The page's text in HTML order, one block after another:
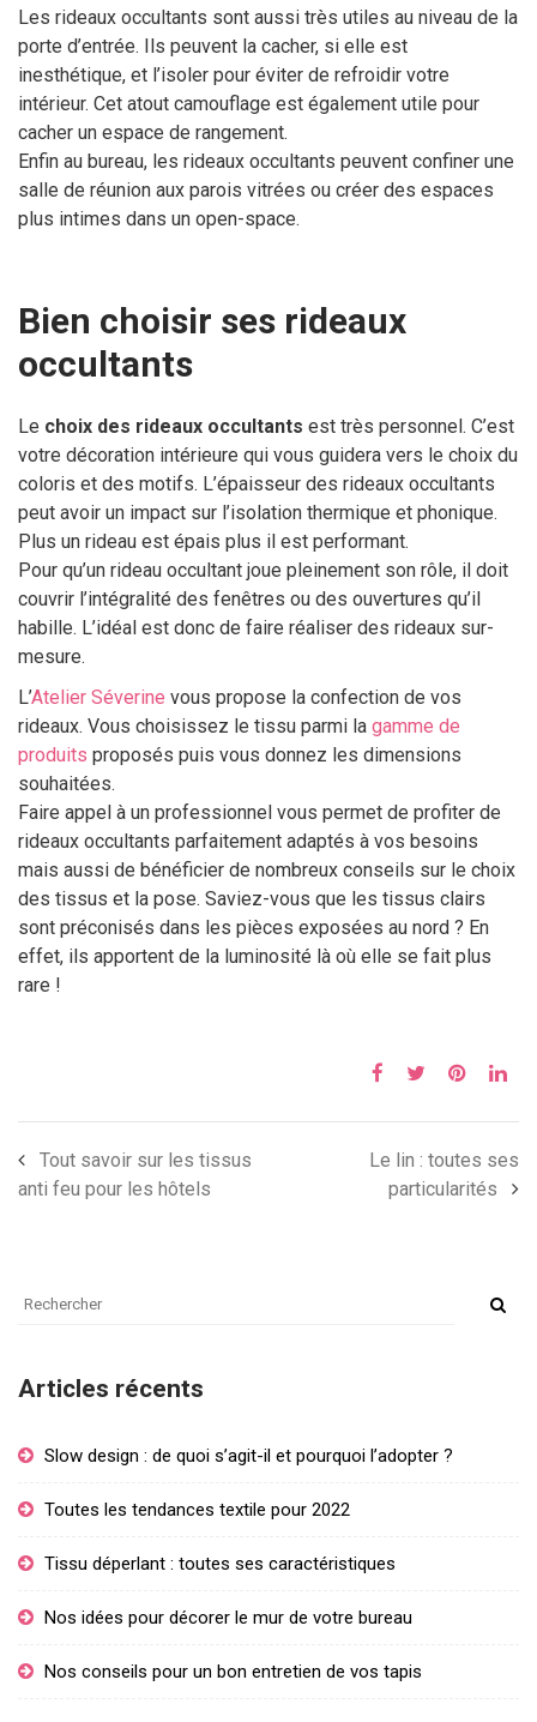
Les rideaux occultants sont aussi très utiles au niveau de la
porte d’entrée. Ils peuvent la cacher, si elle est
inesthétique, et l’isoler pour éviter de refroidir votre
intérieur. Cet atout camouflage est également utile pour
cacher un espace de rangement.
Enfin au bureau, les rideaux occultants peuvent confiner une
salle de réunion aux parois vitrées ou créer des espaces
plus intimes dans un open-space.
Bien choisir ses rideaux
occultants
Le choix des rideaux occultants est très personnel. C’est
votre décoration intérieure qui vous guidera vers le choix du
coloris et des motifs. L’épaisseur des rideaux occultants
peut avoir un impact sur l’isolation thermique et phonique.
Plus un rideau est épais plus il est performant.
Pour qu’un rideau occultant joue pleinement son rôle, il doit
couvrir l’intégralité des fenêtres ou des ouvertures qu’il
habille. L’idéal est donc de faire réaliser des rideaux sur-
mesure.
L’Atelier Séverine vous propose la confection de vos
rideaux. Vous choisissez le tissu parmi la gamme de
produits proposés puis vous donnez les dimensions
souhaitées.
Faire appel à un professionnel vous permet de profiter de
rideaux occultants parfaitement adaptés à vos besoins
mais aussi de bénéficier de nombreux conseils sur le choix
des tissus et la pose. Saviez-vous que les tissus clairs
sont préconisés dans les pièces exposées au nord ? En
effet, ils apportent de la luminosité là où elle se fait plus
rare !
Tout savoir sur les tissus
anti feu pour les hôtels
Le lin : toutes ses
particularités
Articles récents
Slow design : de quoi s’agit-il et pourquoi l’adopter ?
Toutes les tendances textile pour 2022
Tissu déperlant : toutes ses caractéristiques
Nos idées pour décorer le mur de votre bureau
Nos conseils pour un bon entretien de vos tapis